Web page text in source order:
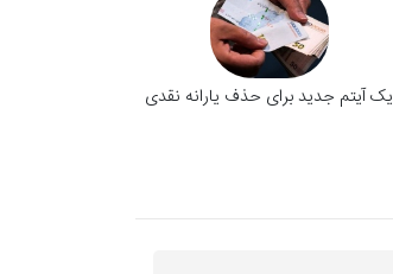
یک آیتم جدید برای حذف یارانه نقدی